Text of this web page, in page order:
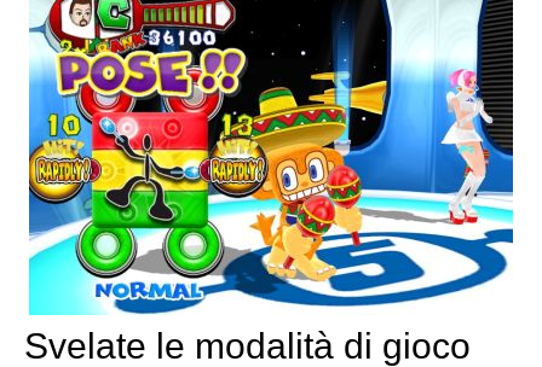
Svelate le modalità di gioco